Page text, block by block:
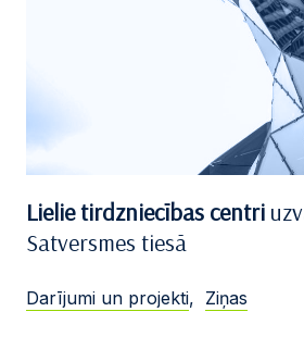
Lielie tirdzniecības centri
Satversmes tiesā
Darījumi un projekti, Ziņas